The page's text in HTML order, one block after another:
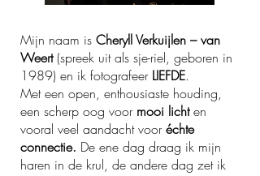
Mijn naam is Cheryll Verkuijlen – van
Weert(spreek uit als sje-riel, geboren in
1989) en ik fotografeer LIEFDE.
Met een open, enthousiaste houding,
een scherp oog voor mooi lichten
vooral veel aandacht vooréchte
connectie. De ene dag draag ik mijn
haren in de krul, de andere dag zet ik